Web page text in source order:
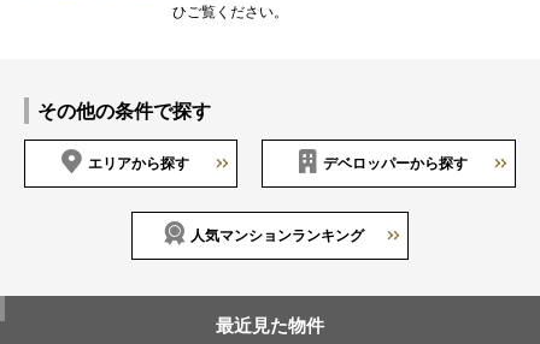
ひご覧ください。
その他の条件で探す
エリアから探す デベロッパーから探す
人気マンションランキング
最近見た物件